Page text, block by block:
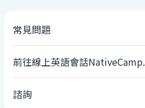
常見問題
前往線上英語會話NativeCamp.
諮詢